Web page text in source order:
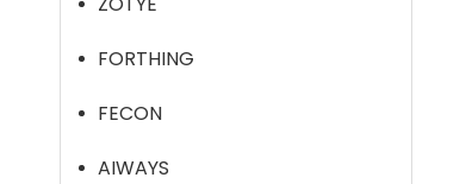
FORTHING
FECON
AIWAYS